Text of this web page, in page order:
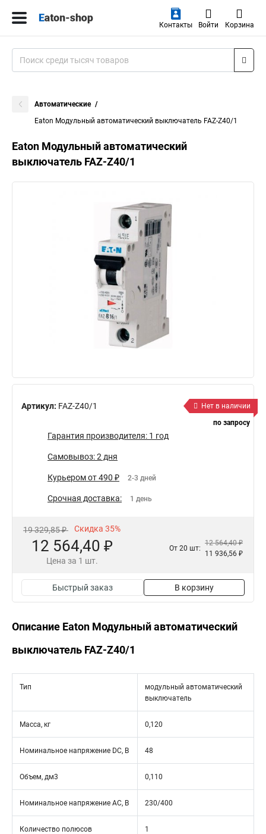
Контакты Войти Корзина
Автоматические
Eaton Модульный автоматический выключатель FAZ-Z40/1
Eaton Модульный автоматический
выключатель FAZ-Z40/1
Артикул: FAZ-Z40/1
Нет в наличии
по запросу
Гарантия производителя: 1 год
Самовывоз: 2 дня
Курьером от 490 ₽ 2-3 дней
Срочная доставка: 1 день
19 329,85 ₽ Скидка 35%
12 564,40 ₽
Цена за 1 шт.
От 20 шт:
12 564,40 ₽
11 936,56 ₽
Быстрый заказ В корзину
Описание Eaton Модульный автоматический
выключатель FAZ-Z40/1
Тип
модульный автоматический
выключатель
Масса, кг 0,120
Номинальное напряжение DC, В 48
Объем, дм3 0,110
Номинальное напряжение АС, В 230/400
Количество полюсов 1